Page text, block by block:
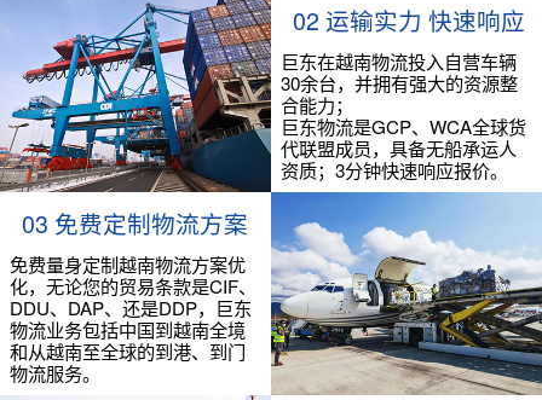
02 运输实力 快速响应
巨东在越南物流投入自营车辆
30余台，并拥有强大的资源整
合能力；
巨东物流是GCP、WCA全球货
代联盟成员，具备无船承运人
资质；3分钟快速响应报价。
03 免费定制物流方案
免费量身定制越南物流方案优
化，无论您的贸易条款是CIF、
DDU、DAP、还是DDP，巨东
物流业务包括中国到越南全境
和从越南至全球的到港、到门
物流服务。